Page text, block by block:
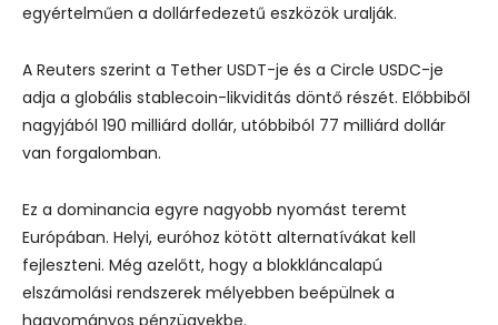
egyértelműen a dollárfedezetű eszközök uralják.
A Reuters szerint a Tether USDT-je és a Circle USDC-je
adja a globális stablecoin-likviditás döntő részét. Előbbiből
nagyjából 190 milliárd dollár, utóbbiból 77 milliárd dollár
van forgalomban.
Ez a dominancia egyre nagyobb nyomást teremt
Európában. Helyi, euróhoz kötött alternatívákat kell
fejleszteni. Még azelőtt, hogy a blokkláncalapú
elszámolási rendszerek mélyebben beépülnek a
hagyományos pénzügyekbe.